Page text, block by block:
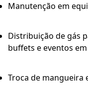
Manutenção em
Distribuição de gás
buffets e eventos em
Troca de mangueira